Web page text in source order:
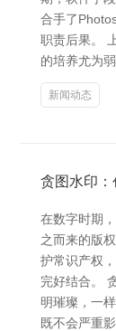
合手了
职责后果。
的培养尤为
新闻动态
贪图水印
在数字时期
之而来的版
护常识产权
完好结合。
明璀璨，一
既不会严重